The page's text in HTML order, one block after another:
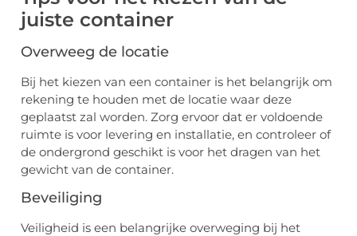
juiste container
Overweeg de locatie
Bij het kiezen van een container is het belangrijk om
rekening te houden met de locatie waar deze
geplaatst zal worden. Zorg ervoor dat er voldoende
ruimte is voor levering en installatie, en controleer of
de ondergrond geschikt is voor het dragen van het
gewicht van de container.
Beveiliging
Veiligheid is een belangrijke overweging bij het